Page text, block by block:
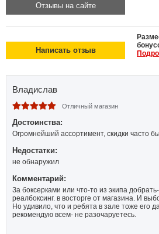
Отзывы на сайте
Написать отзыв
Владислав
Отличный магазин
Достоинства:
Огромнейший ассортимент, скидки часто
Недостатки:
не обнаружил
Комментарий:
За боксерками или что-то из экипа
реалбоксинг. в восторге от магазина. И
Но удивило, что и ребята в зале тоже его
рекомендую всем- не разочаруетесь.